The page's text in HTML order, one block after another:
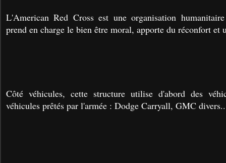
L'American Red Cross est une organisation
prend en charge le bien être moral, apporte du réconfort et
Côté véhicules, cette structure utilise d'abord des
véhicules prêtés par l'armée : Dodge Carryall, GMC